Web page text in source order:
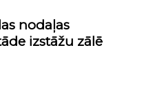
nodaļas
izstāžu zālē